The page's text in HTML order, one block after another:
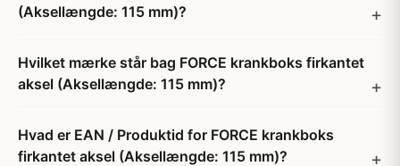
(Aksellængde: 115 mm)?
Hvilket mærke står bag FORCE krankboks firkantet
aksel (Aksellængde: 115 mm)?
Hvad er EAN / Produktid for FORCE krankboks
firkantet aksel (Aksellængde: 115 mm)?